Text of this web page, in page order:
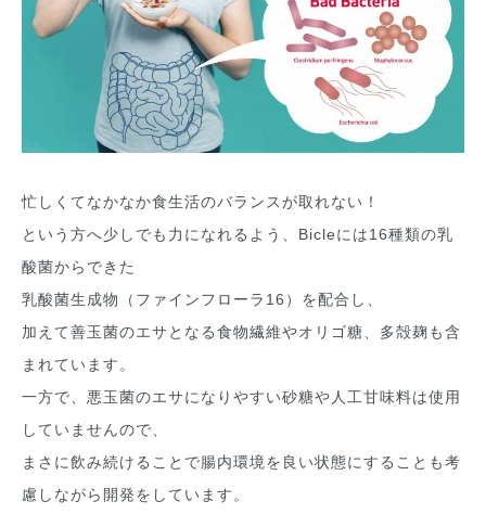
忙しくてなかなか食生活のバランスが取れない！
という方へ少しでも力になれるよう、Bicleには16種類の乳
酸菌からできた
乳酸菌生成物（ファインフローラ16）を配合し、
加えて善玉菌のエサとなる食物繊維やオリゴ糖、多殻麹も含
まれています。
一方で、悪玉菌のエサになりやすい砂糖や人工甘味料は使用
していませんので、
まさに飲み続けることで腸内環境を良い状態にすることも考
慮しながら開発をしています。